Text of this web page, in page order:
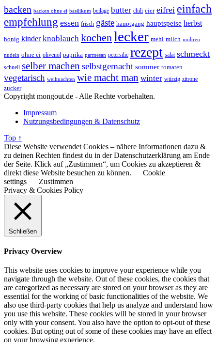
backen backen ohne ei basilikum beilage butter chili eier eifrei einfach
empfehlung essen frisch gäste hauptgang hauptspeise herbst
honig kinder knoblauch kochenlecker mehl milch möhren
nudeln ohne ei olivenöl paprika parmesan petersilie rezept salat schmeckt
schnell selber machen selbstgemacht sommer tomaten
vegetarisch weihnachten wie macht man winter würzig zitrone
zucker
Copyright mongout.de - Alle Rechte vorbehalten.
Impressum
Nutzungsbedingungen & Datenschutz
Top ↑
Diese Website verwendet Cookies – nähere Informationen dazu &
zu deinen Rechten findest du in der Datenschutzerklärung am Ende
der Seite. Klick auf „Zustimmen“, um Cookies zu akzeptieren &
direkt diese Website besuchen zu können.
Cookie
settings
Zustimmen
Privacy & Cookies Policy
Schließen
Privacy Overview
This website uses cookies to improve your experience while you
navigate through the website. Out of these cookies, the cookies that
are categorized as necessary are stored on your browser as they are
essential for the working of basic functionalities of the website. We
also use third-party cookies that help us analyze and understand how
you use this website. These cookies will be stored in your browser
only with your consent. You also have the option to opt-out of these
cookies. But opting out of some of these cookies may have an effect
on your browsing experience.